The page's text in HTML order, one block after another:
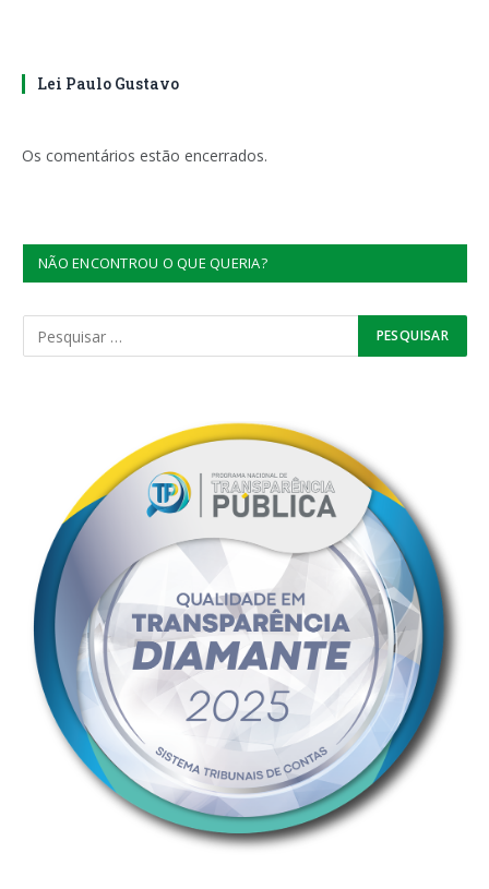
Lei Paulo Gustavo
Os comentários estão encerrados.
NÃO ENCONTROU O QUE QUERIA?